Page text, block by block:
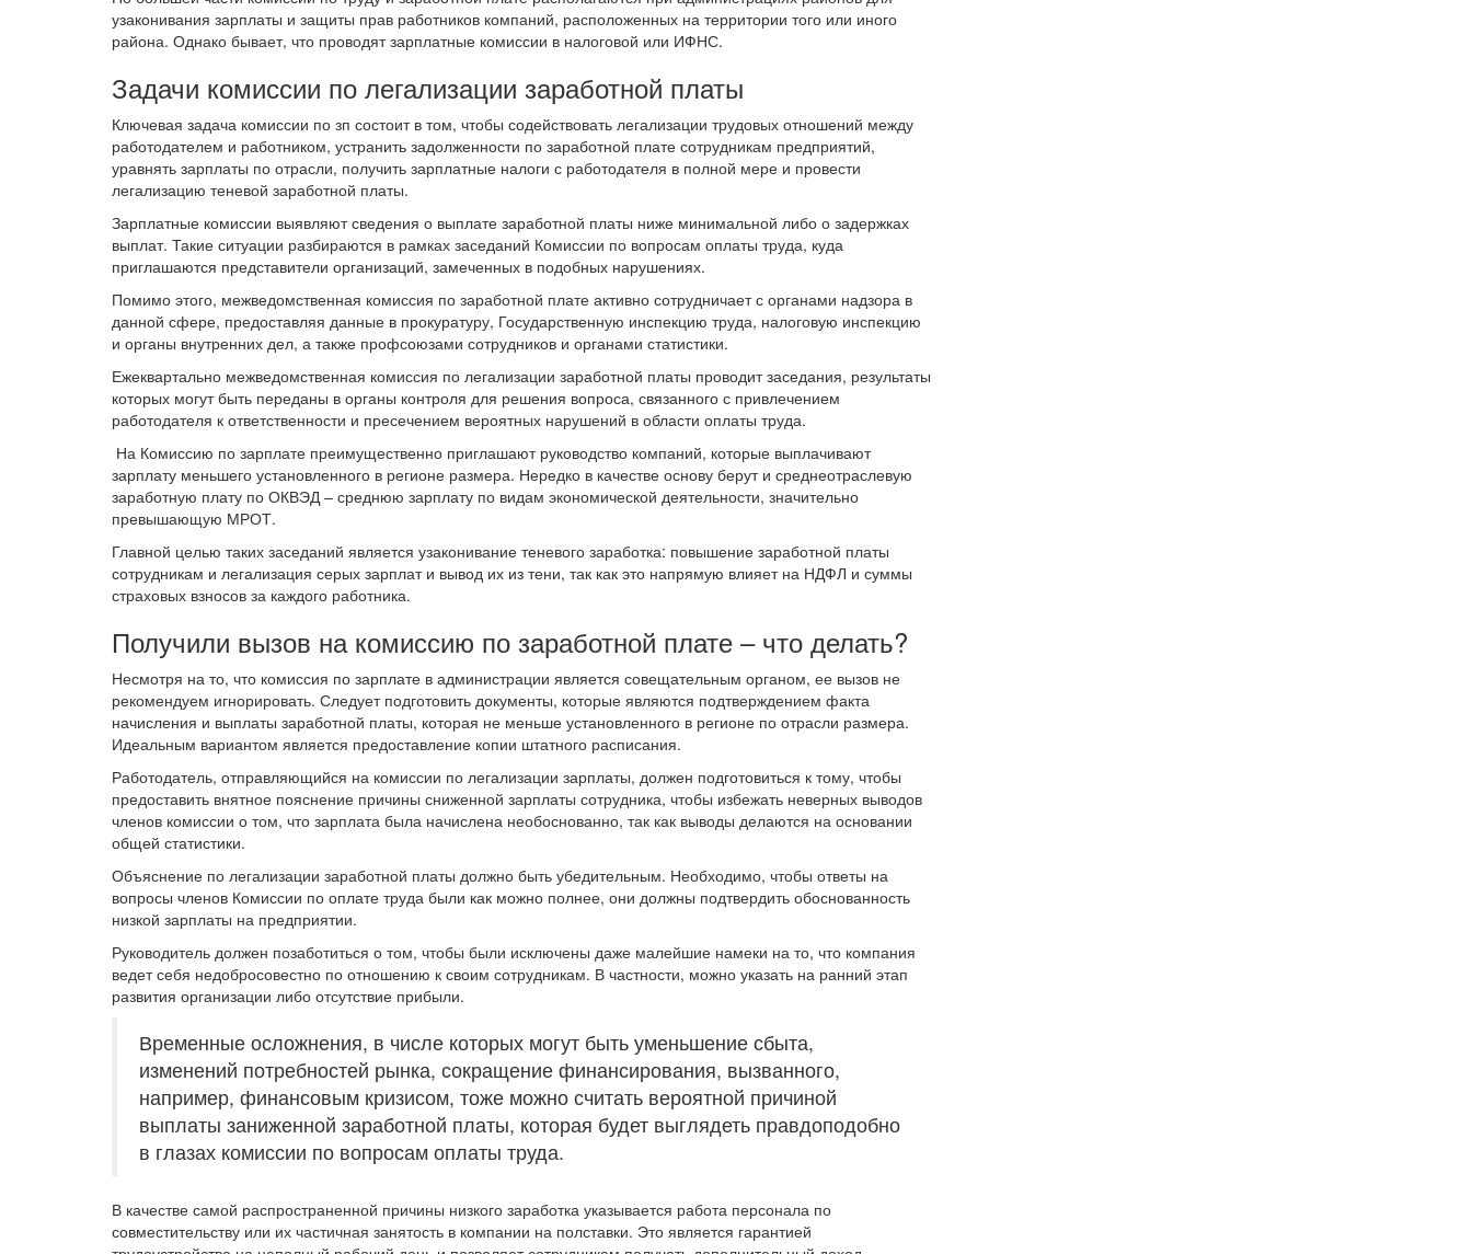
узаконивания зарплаты и защиты прав работников компаний, расположенных на территории того или иного
района. Однако бывает, что проводят зарплатные комиссии в налоговой или ИФНС.
Задачи комиссии по легализации заработной платы
Ключевая задача комиссии по зп состоит в том, чтобы содействовать легализации трудовых отношений между
работодателем и работником, устранить задолженности по заработной плате сотрудникам предприятий,
уравнять зарплаты по отрасли, получить зарплатные налоги с работодателя в полной мере и провести
легализацию теневой заработной платы.
Зарплатные комиссии выявляют сведения о выплате заработной платы ниже минимальной либо о задержках
выплат. Такие ситуации разбираются в рамках заседаний Комиссии по вопросам оплаты труда, куда
приглашаются представители организаций, замеченных в подобных нарушениях.
Помимо этого, межведомственная комиссия по заработной плате активно сотрудничает с органами надзора в
данной сфере, предоставляя данные в прокуратуру, Государственную инспекцию труда, налоговую инспекцию
и органы внутренних дел, а также профсоюзами сотрудников и органами статистики.
Ежеквартально межведомственная комиссия по легализации заработной платы проводит заседания, результаты
которых могут быть переданы в органы контроля для решения вопроса, связанного с привлечением
работодателя к ответственности и пресечением вероятных нарушений в области оплаты труда.
На Комиссию по зарплате преимущественно приглашают руководство компаний, которые выплачивают
зарплату меньшего установленного в регионе размера. Нередко в качестве основу берут и среднеотраслевую
заработную плату по ОКВЭД – среднюю зарплату по видам экономической деятельности, значительно
превышающую МРОТ.
Главной целью таких заседаний является узаконивание теневого заработка: повышение заработной платы
сотрудникам и легализация серых зарплат и вывод их из тени, так как это напрямую влияет на НДФЛ и суммы
страховых взносов за каждого работника.
Получили вызов на комиссию по заработной плате – что делать?
Несмотря на то, что комиссия по зарплате в администрации является совещательным органом, ее вызов не
рекомендуем игнорировать. Следует подготовить документы, которые являются подтверждением факта
начисления и выплаты заработной платы, которая не меньше установленного в регионе по отрасли размера.
Идеальным вариантом является предоставление копии штатного расписания.
Работодатель, отправляющийся на комиссии по легализации зарплаты, должен подготовиться к тому, чтобы
предоставить внятное пояснение причины сниженной зарплаты сотрудника, чтобы избежать неверных выводов
членов комиссии о том, что зарплата была начислена необоснованно, так как выводы делаются на основании
общей статистики.
Объяснение по легализации заработной платы должно быть убедительным. Необходимо, чтобы ответы на
вопросы членов Комиссии по оплате труда были как можно полнее, они должны подтвердить обоснованность
низкой зарплаты на предприятии.
Руководитель должен позаботиться о том, чтобы были исключены даже малейшие намеки на то, что компания
ведет себя недобросовестно по отношению к своим сотрудникам. В частности, можно указать на ранний этап
развития организации либо отсутствие прибыли.
Временные осложнения, в числе которых могут быть уменьшение сбыта,
изменений потребностей рынка, сокращение финансирования, вызванного,
например, финансовым кризисом, тоже можно считать вероятной причиной
выплаты заниженной заработной платы, которая будет выглядеть правдоподобно
в глазах комиссии по вопросам оплаты труда.
В качестве самой распространенной причины низкого заработка указывается работа персонала по
совместительству или их частичная занятость в компании на полставки. Это является гарантией